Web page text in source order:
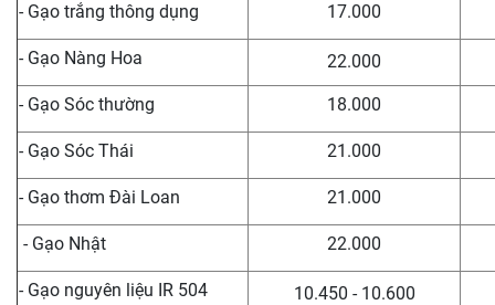
- Gạo trắng thông dụng 17.000
- Gạo Nàng Hoa 22.000
- Gạo Sóc thường 18.000
- Gạo Sóc Thái 21.000
- Gạo thơm Đài Loan 21.000
- Gạo Nhật 22.000
- Gạo nguyên liệu IR 504
10.450 - 10.600